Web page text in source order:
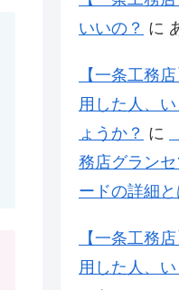
いいの？ に
【一条工務
用した人、
ょうか？ に
務店グラン
ードの詳細と
【一条工務
用した人、